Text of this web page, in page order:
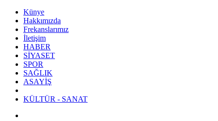
Künye
Hakkımızda
Frekanslarımız
İletişim
HABER
SİYASET
SPOR
SAĞLIK
ASAYİŞ
KÜLTÜR - SANAT